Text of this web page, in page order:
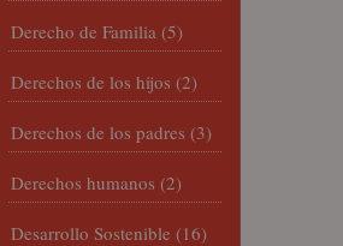
Derecho de Familia (5)
Derechos de los hijos (2)
Derechos de los padres (3)
Derechos humanos (2)
Desarrollo Sostenible (16)